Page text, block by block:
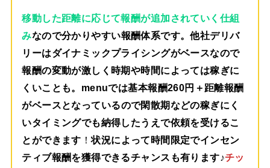
移動した距離に応じて報酬が追加されていく仕組
みなので分かりやすい報酬体系です。他社デリバ
リーはダイナミックプライシングがベースなので
報酬の変動が激しく時期や時間によっては稼ぎに
くいことも。menuでは基本報酬260円＋距離報酬
がベースとなっているので閑散期などの稼ぎにく
いタイミングでも納得したうえで依頼を受けるこ
とができます ！状況によって時間限定でインセン
ティブ報酬を獲得できるチャンスも有ります♪チッ